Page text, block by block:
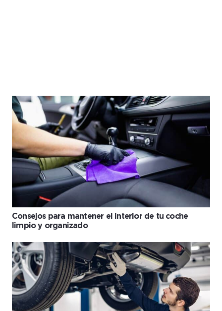
Consejos para mantener el interior de tu coche
limpio y organizado